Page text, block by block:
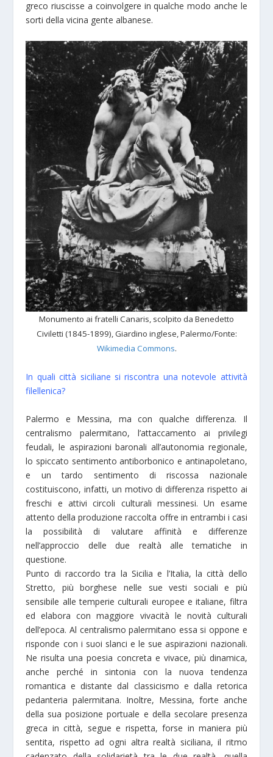
greco riuscisse a coinvolgere in qualche modo anche le
sorti della vicina gente albanese.
Monumento ai fratelli Canaris, scolpito da Benedetto
Civiletti (1845-1899), Giardino inglese, Palermo/Fonte:
Wikimedia Commons.
In quali città siciliane si riscontra una notevole attività
filellenica?
Palermo e Messina, ma con qualche differenza. Il
centralismo palermitano, l’attaccamento ai privilegi
feudali, le aspirazioni baronali all’autonomia regionale,
lo spiccato sentimento antiborbonico e antinapoletano,
e un tardo sentimento di riscossa nazionale
costituiscono, infatti, un motivo di differenza rispetto ai
freschi e attivi circoli culturali messinesi. Un esame
attento della produzione raccolta offre in entrambi i casi
la possibilità di valutare affinità e differenze
nell’approccio delle due realtà alle tematiche in
questione.
Punto di raccordo tra la Sicilia e l’Italia, la città dello
Stretto, più borghese nelle sue vesti sociali e più
sensibile alle temperie culturali europee e italiane, filtra
ed elabora con maggiore vivacità le novità culturali
dell’epoca. Al centralismo palermitano essa si oppone e
risponde con i suoi slanci e le sue aspirazioni nazionali.
Ne risulta una poesia concreta e vivace, più dinamica,
anche perché in sintonia con la nuova tendenza
romantica e distante dal classicismo e dalla retorica
pedanteria palermitana. Inoltre, Messina, forte anche
della sua posizione portuale e della secolare presenza
greca in città, segue e rispetta, forse in maniera più
sentita, rispetto ad ogni altra realtà siciliana, il ritmo